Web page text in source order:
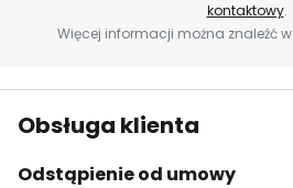
kontaktowy.
Więcej informacji można znaleźć w
Obsługa klienta
Odstąpienie od umowy